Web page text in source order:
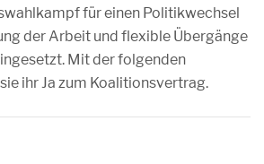
für einen Politikwechsel
der Arbeit und flexible Übergänge
Mit der folgenden
ihr Ja zum Koalitionsvertrag.